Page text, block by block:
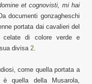
et cognovisti, mi hai
documenti gonzagheschi
portata dai cavalieri del
celate di colore verde e
divisa 2
come quella portata a
quella della Musarola,